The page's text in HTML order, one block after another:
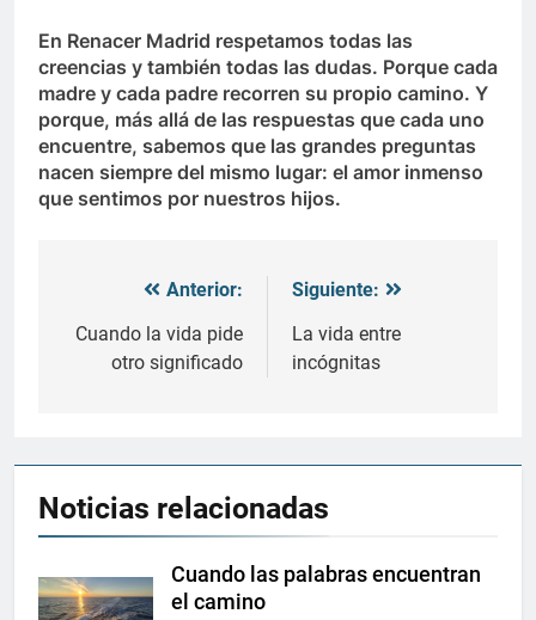
En Renacer Madrid respetamos todas las
creencias y también todas las dudas. Porque cada
madre y cada padre recorren su propio camino. Y
porque, más allá de las respuestas que cada uno
encuentre, sabemos que las grandes preguntas
nacen siempre del mismo lugar: el amor inmenso
que sentimos por nuestros hijos.
Navegación
de
entradas
Anterior:
Cuando la vida pide
otro significado
Siguiente:
La vida entre
incógnitas
Noticias relacionadas
Cuando las palabras encuentran
el camino